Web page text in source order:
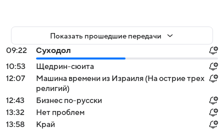
Показать прошедшие передачи
09:22
Суходол
10:53
Щедрин-сюита
12:07
Машина времени из Израиля (На острие трех
религий)
12:43
Бизнес по-русски
13:32
Нет проблем
13:58
Край